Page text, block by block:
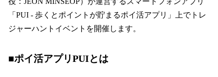
「PUI - 歩くとポイントが貯まるポイ活アプリ」上でトレ
ジャーハントイベントを開催します。
■ポイ活アプリPUIとは